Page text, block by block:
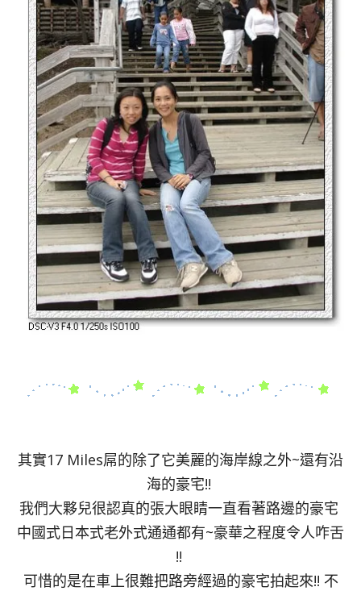
其實17 Miles屌的除了它美麗的海岸線之外~還有沿
海的豪宅!!
我們大夥兒很認真的張大眼睛一直看著路邊的豪宅
中國式日本式老外式通通都有~豪華之程度令人咋舌
!!
可惜的是在車上很難把路旁經過的豪宅拍起來!! 不